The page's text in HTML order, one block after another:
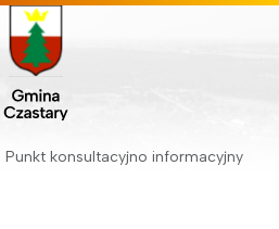
Punkt konsultacyjno informacyjny